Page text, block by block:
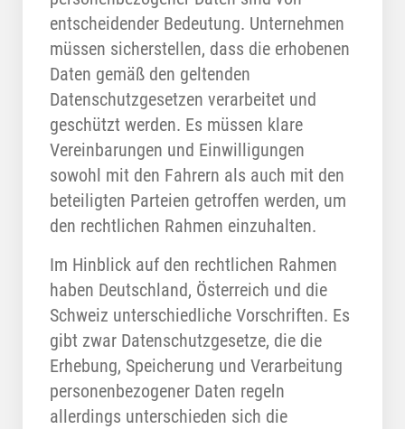
entscheidender Bedeutung. Unternehmen
müssen sicherstellen, dass die erhobenen
Daten gemäß den geltenden
Datenschutzgesetzen verarbeitet und
geschützt werden. Es müssen klare
Vereinbarungen und Einwilligungen
sowohl mit den Fahrern als auch mit den
beteiligten Parteien getroffen werden, um
den rechtlichen Rahmen einzuhalten.
Im Hinblick auf den rechtlichen Rahmen
haben Deutschland, Österreich und die
Schweiz unterschiedliche Vorschriften. Es
gibt zwar Datenschutzgesetze, die die
Erhebung, Speicherung und Verarbeitung
personenbezogener Daten regeln
allerdings unterschieden sich die